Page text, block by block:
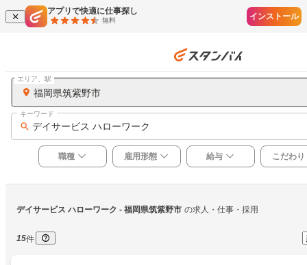
アプリで快適に仕事探し
無料 インストール
福岡県筑紫野市
エリア、駅
デイサービス ハローワーク
キーワード
職種 雇用形態 給与 こだわり
デイサービス ハローワーク - 福岡県筑紫野市 の求人・仕事・採用
15件